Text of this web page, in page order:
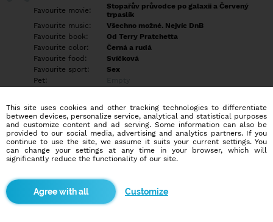
Favourite movie:
Stopařův průvodce po galaxii a Červený
trpaslík
Favourite music:
Všechno možné. Nejvíc DnB
Favourite book:
Od Terry Pratchetta
Favourite color:
Černá a rudá
Favourite food:
Svíčková
Favourite sport:
Sex
Pet:
Education/Employment
Education:
Highschool
Profession:
Empty
Sympatický, veselý, empatický a nekonfliktní muž hledá ženu pro
milenecký vztah založený na vzájemné přitažlivosti, důvěře a
diskrétnosti. Hledám někoho, s kým si budu mít co říct, s kým se
This site uses cookies and other tracking technologies to differentiate
between devices, personalize service, analytical and statistical purposes
and customize content and ad serving. Some information can also be
provided to our social media, advertising and analytics partners. If you
continue to use the site, we assume it suits your current settings. You
can change your settings at any time in your browser, which will
significantly reduce the functionality of our site.
Customize